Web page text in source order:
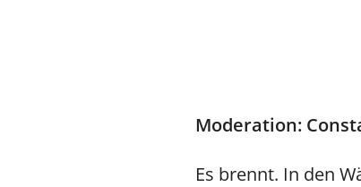
Moderation:
Es brennt. In den